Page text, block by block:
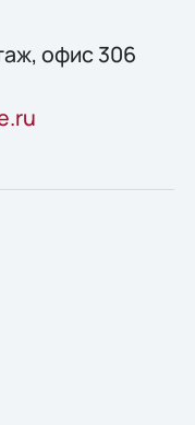
офис 306